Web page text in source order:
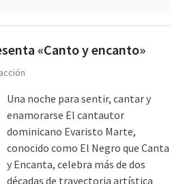
«Canto y encanto»
Una noche para sentir, cantar y
enamorarse El cantautor
dominicano Evaristo Marte,
conocido como El Negro que Canta
y Encanta, celebra más de dos
décadas de trayectoria artística